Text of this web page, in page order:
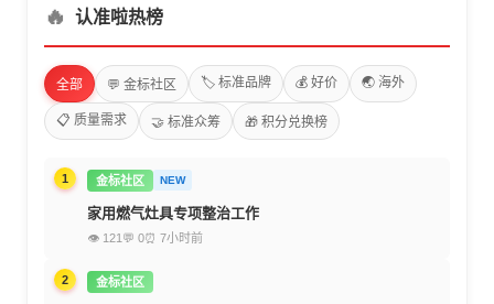
🔥 认准啦热榜
全部 💬 金标社区 🏷️ 标准品牌 💰 好价 🌏 海外
📋 质量需求 🤝 标准众筹 🎁 积分兑换榜
1 金标社区 NEW
家用燃气灶具专项整治工作
👁 121 💬 0⏰ 7小时前
2 金标社区